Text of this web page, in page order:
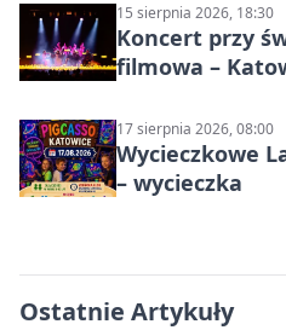
15 sierpnia 2026, 18:30
Koncert przy
filmowa –
17 sierpnia 2026, 08:00
Wycieczkowe
– wycieczka
Ostatnie Artykuły